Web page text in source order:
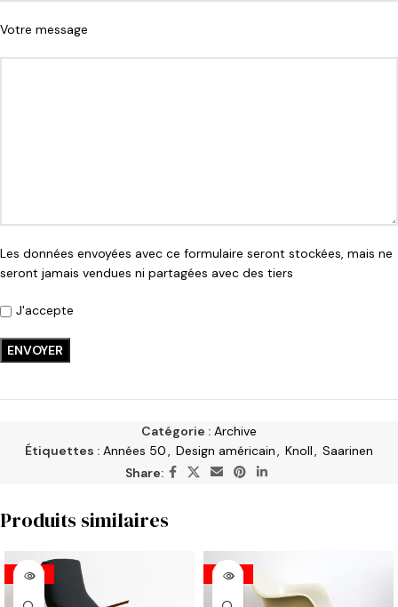
Votre message
Les données envoyées avec ce formulaire seront stockées, mais ne
seront jamais vendues ni partagées avec des tiers
J'accepte
Catégorie : Archive
Étiquettes : Années 50, Design américain, Knoll, Saarinen
Share:
Produits similaires
VENDU VENDU